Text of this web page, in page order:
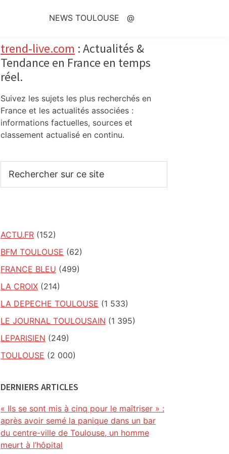
NEWS TOULOUSE @
Primary
Sidebar
trend-live.com : Actualités &
Tendance en France en temps
réel.
Suivez les sujets les plus recherchés en
France et les actualités associées :
informations factuelles, sources et
classement actualisé en continu.
sur
ACTU.FR (152)
BFM TOULOUSE (62)
FRANCE BLEU (499)
LA CROIX (214)
LA DEPECHE TOULOUSE (1 533)
LE JOURNAL TOULOUSAIN (1 395)
LEPARISIEN (249)
TOULOUSE (2 000)
DERNIERS ARTICLES
« Ils se sont mis à cinq pour le maîtriser » :
après avoir semé la panique dans un bar
du centre-ville de Toulouse, un homme
meurt à l’hôpital